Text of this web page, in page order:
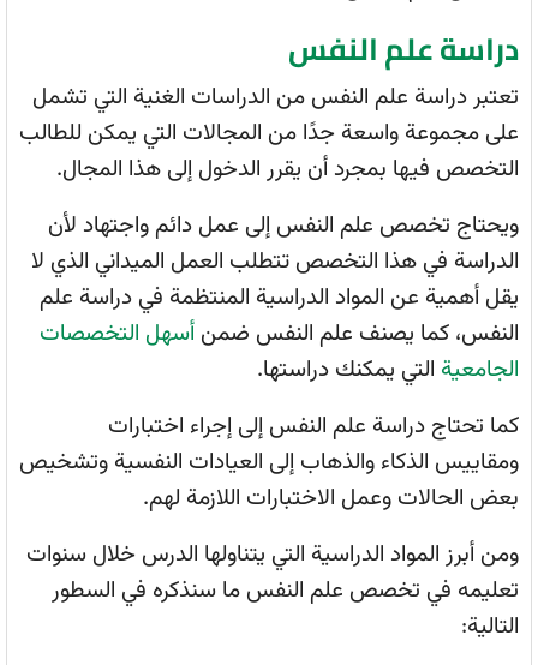
دراسة علم النفس
تعتبر دراسة علم النفس من الدراسات الغنية التي تشمل
على مجموعة واسعة جدًا من المجالات التي يمكن للطالب
التخصص فيها بمجرد أن يقرر الدخول إلى هذا المجال.
ويحتاج تخصص علم النفس إلى عمل دائم واجتهاد لأن
الدراسة في هذا التخصص تتطلب العمل الميداني الذي لا
يقل أهمية عن المواد الدراسية المنتظمة في دراسة علم
النفس، كما يصنف علم النفس ضمن أسهل التخصصات
الجامعية التي يمكنك دراستها.
كما تحتاج دراسة علم النفس إلى إجراء اختبارات
ومقاييس الذكاء والذهاب إلى العيادات النفسية وتشخيص
بعض الحالات وعمل الاختبارات اللازمة لهم.
ومن أبرز المواد الدراسية التي يتناولها الدرس خلال سنوات
تعليمه في تخصص علم النفس ما سنذكره في السطور
التالية: